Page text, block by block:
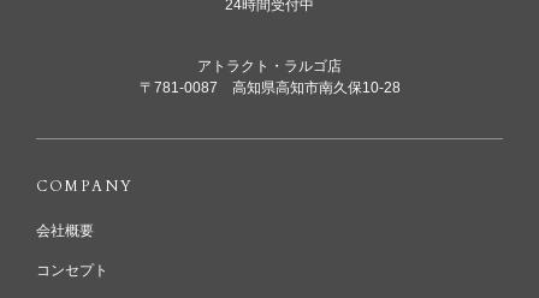
24時間受付中
アトラクト・ラルゴ店
〒781-0087 高知県高知市南久保10-28
COMPANY
会社概要
コンセプト